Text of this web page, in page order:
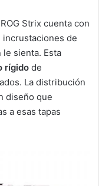
Strix cuenta con
de
le sienta. Esta
rígido de
La distribución
diseño que
a esas tapas